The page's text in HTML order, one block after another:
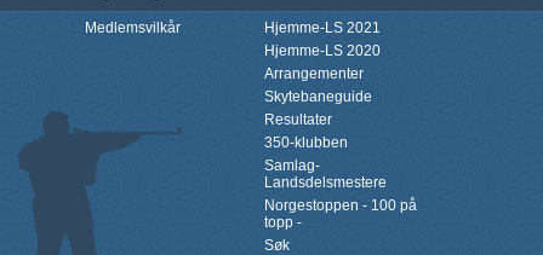
Medlemsvilkår
Hjemme-LS 2021
Hjemme-LS 2020
Arrangementer
Skytebaneguide
Resultater
350-klubben
Samlag-
Landsdelsmestere
Norgestoppen - 100 på
topp -
Søk